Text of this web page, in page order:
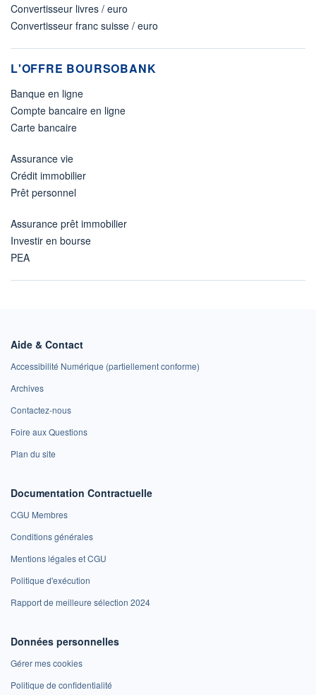
Convertisseur livres / euro
Convertisseur franc suisse / euro
L'OFFRE BOURSOBANK
Banque en ligne
Compte bancaire en ligne
Carte bancaire
Assurance vie
Crédit immobilier
Prêt personnel
Assurance prêt immobilier
Investir en bourse
PEA
Aide & Contact
Accessibilité Numérique (partiellement conforme)
Archives
Contactez-nous
Foire aux Questions
Plan du site
Documentation Contractuelle
CGU Membres
Conditions générales
Mentions légales et CGU
Politique d'exécution
Rapport de meilleure sélection 2024
Données personnelles
Gérer mes cookies
Politique de confidentialité